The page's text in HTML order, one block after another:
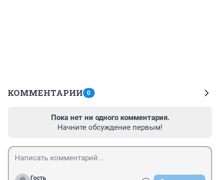
КОММЕНТАРИИ 0
Пока нет ни одного комментария.
Начните обсуждение первым!
Гость